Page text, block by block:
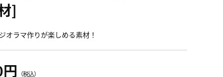
]
オラマ作りが楽しめる素材！
（税込）